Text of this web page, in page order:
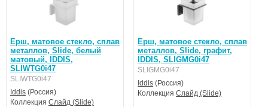
Ерш, матовое стекло, сплав
металлов, Slide, белый
матовый, IDDIS,
SLIWTG0i47
SLIWTG0i47
Iddis (Россия)
Коллекция Слайд (Slide)
Ерш, матовое стекло, сплав
металлов, Slide, графит,
IDDIS, SLIGMG0i47
SLIGMG0i47
Iddis (Россия)
КоллекцияСлайд (Slide)